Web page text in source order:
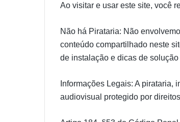
Ao visitar e usar este site, você
Não há Pirataria: Não
conteúdo compartilhado neste
de instalação e dicas de
Informações Legais: A
audiovisual protegido por